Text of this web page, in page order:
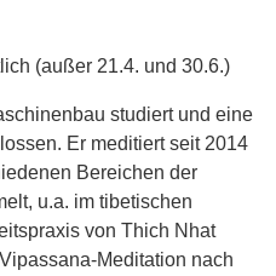
(außer 21.4. und 30.6.)
studiert und eine
Er meditiert seit 2014
Bereichen der
u.a. im tibetischen
von Thich Nhat
Meditation nach